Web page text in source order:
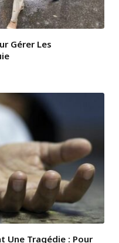
Gérer Les
Une Tragédie : Pour